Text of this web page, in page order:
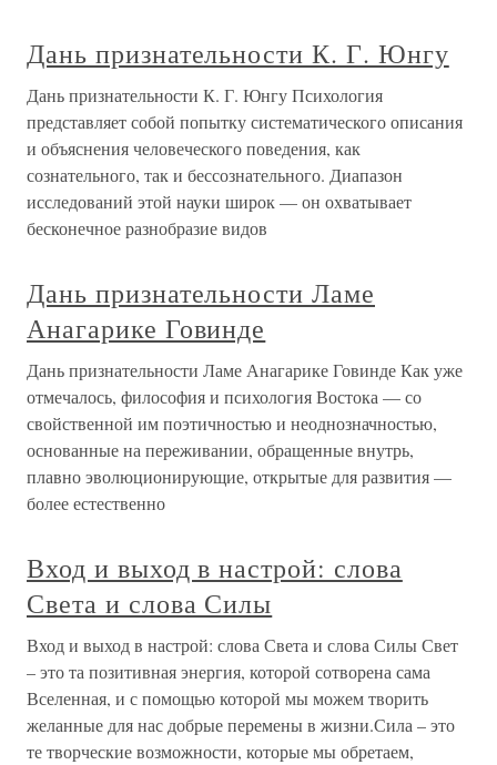
Дань признательности К. Г. Юнгу
Дань признательности К. Г. Юнгу Психология
представляет собой попытку систематического описания
и объяснения человеческого поведения, как
сознательного, так и бессознательного. Диапазон
исследований этой науки широк — он охватывает
бесконечное разнобразие видов
Дань признательности Ламе
Анагарике Говинде
Дань признательности Ламе Анагарике Говинде Как уже
отмечалось, философия и психология Востока — со
свойственной им поэтичностью и неоднозначностью,
основанные на переживании, обращенные внутрь,
плавно эволюционирующие, открытые для развития —
более естественно
Вход и выход в настрой: слова
Света и слова Силы
Вход и выход в настрой: слова Света и слова Силы Свет
– это та позитивная энергия, которой сотворена сама
Вселенная, и с помощью которой мы можем творить
желанные для нас добрые перемены в жизни.Сила – это
те творческие возможности, которые мы обретаем,